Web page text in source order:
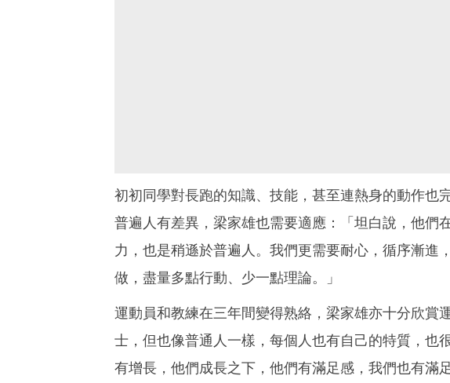
初初同學對長跑的知識、技能，甚至連熱身的動作也
普遍人有差異，梁家雄也需要適應：「坦白說，他們
力，也是稍遜於普遍人。我們更需要耐心，循序漸進
做，盡量多點行動、少一點理論。」
運動員和教練在三年間變得熟絡，梁家雄亦十分欣賞
士，但也像普通人一樣，每個人也有自己的特質，也
有增長，他們成長之下，他們有滿足感，我們也有滿足